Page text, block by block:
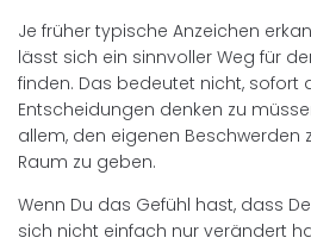
Je früher typische Anzeichen
lässt sich ein sinnvoller Weg für
finden. Das bedeutet nicht, sofort
Entscheidungen denken zu
allem, den eigenen Beschwerden
Raum zu geben.
Wenn Du das Gefühl hast, dass
sich nicht einfach nur verändert